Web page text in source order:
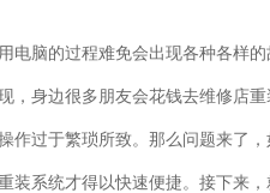
电脑的过程难免会出现各种各样
，身边很多朋友会花钱去维修店
作过于繁琐所致。那么问题来了
装系统才得以快速便捷。接下来